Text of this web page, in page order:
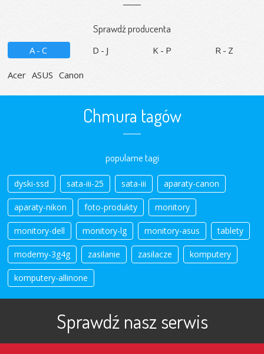
Sprawdź producenta
A-C D-J K-P R-Z
Acer ASUS Canon
Chmura tagów
popularne tagi
dyski-ssd sata-iii-25 sata-iii aparaty-canon
aparaty-nikon foto-produkty monitory
monitory-dell monitory-lg monitory-asus tablety
modemy-3g4g zasilanie zasilacze komputery
komputery-allinone
Sprawdź nasz serwis